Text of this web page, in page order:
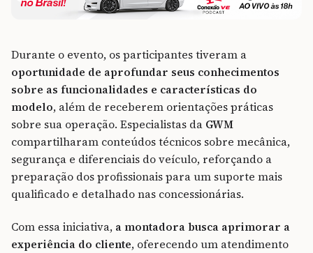
Durante o evento, os participantes tiveram a
oportunidade de aprofundar seus conhecimentos
sobre as funcionalidades e características do
modelo, além de receberem orientações práticas
sobre sua operação. Especialistas da GWM
compartilharam conteúdos técnicos sobre mecânica,
segurança e diferenciais do veículo, reforçando a
preparação dos profissionais para um suporte mais
qualificado e detalhado nas concessionárias.
Com essa iniciativa, a montadora busca aprimorar a
experiência do cliente, oferecendo um atendimento